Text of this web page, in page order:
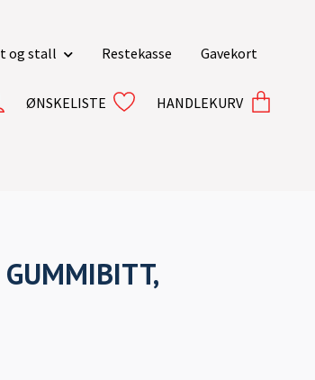
og stall Restekasse Gavekort
ØNSKELISTE HANDLEKURV